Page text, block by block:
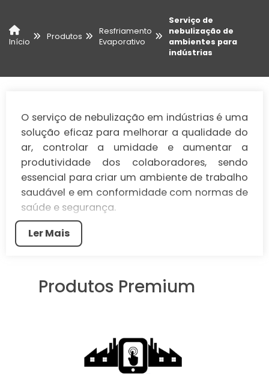
Início
Produtos
Resfriamento
Evaporativo
Serviço de
nebulização de
ambientes para
indústrias
O serviço de nebulização em indústrias é uma
solução eficaz para melhorar a qualidade do
ar, controlar a umidade e aumentar a
produtividade dos colaboradores, sendo
essencial para criar um ambiente de trabalho
saudável e em conformidade com normas de
saúde e segurança.
O serviço de nebulização de ambientes para
indústrias tem se tornado uma solução cada
qualidade do ar e proporcionar um ambiente
saudável para os colaboradores.
atuam na eliminação de impurezas e na
redução da umidade, promovendo um
Ler Mais
Produtos Premium